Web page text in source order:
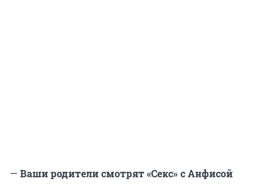
— Ваши родители смотрят «Секс» с Анфисой